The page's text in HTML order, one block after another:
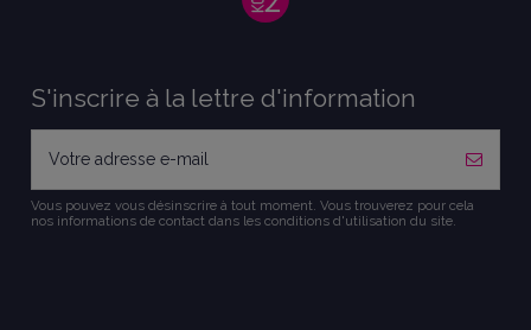
S'inscrire à la lettre d'information
Vous pouvez vous désinscrire à tout moment. Vous trouverez pour cela
nos informations de contact dans les conditions d'utilisation du site.